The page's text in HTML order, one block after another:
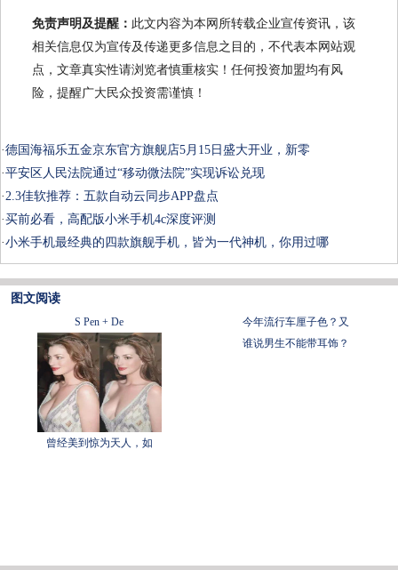
免责声明及提醒： 此文内容为本网所转载企业宣传资讯，该
相关信息仅为宣传及传递更多信息之目的，不代表本网站观
点，文章真实性请浏览者慎重核实！任何投资加盟均有风
险，提醒广大民众投资需谨慎！
·德国海福乐五金京东官方旗舰店5月15日盛大开业，新零
·平安区人民法院通过“移动微法院”实现诉讼兑现
·2.3佳软推荐：五款自动云同步APP盘点
·买前必看，高配版小米手机4c深度评测
·小米手机最经典的四款旗舰手机，皆为一代神机，你用过哪
图文阅读
S Pen + De 今年流行车厘子色？又
曾经美到惊为天人，如
谁说男生不能带耳饰？